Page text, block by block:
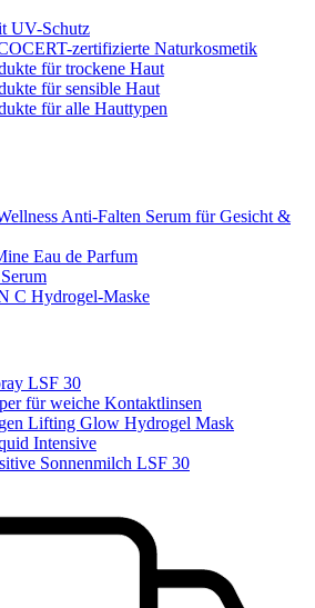
UV-Schutz
zertifizierte Naturkosmetik
für trockene Haut
für sensible Haut
für alle Hauttypen
Anti-Falten Serum für Gesicht &
Eau de Parfum
C Hydrogel-Maske
LSF 30
für weiche Kontaktlinsen
Lifting Glow Hydrogel Mask
Intensive
Sonnenmilch LSF 30